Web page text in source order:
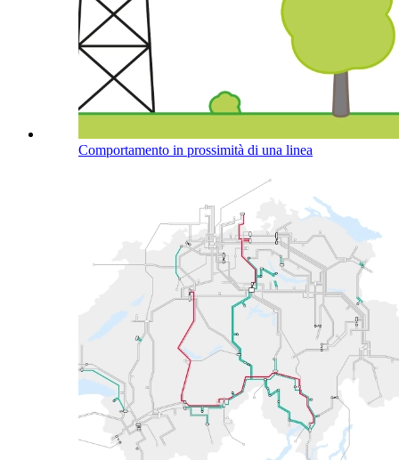
Comportamento in prossimità di una linea